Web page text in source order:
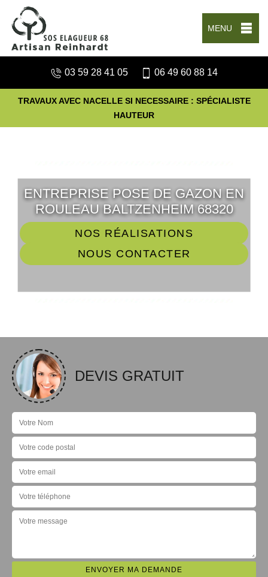
MENU
03 59 28 41 05 06 49 60 88 14
TRAVAUX AVEC NACELLE SI NECESSAIRE : SPÉCIALISTE
HAUTEUR
ENTREPRISE POSE DE GAZON EN
ROULEAU BALTZENHEIM 68320
NOS RÉALISATIONS
NOUS CONTACTER
DEVIS GRATUIT